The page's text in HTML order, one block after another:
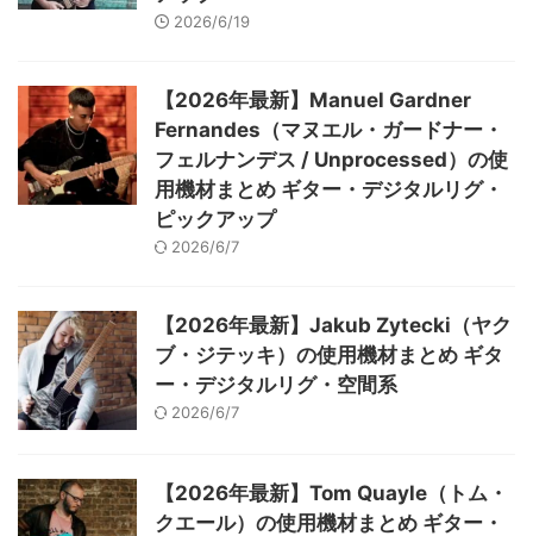
2026/6/19
【2026年最新】Manuel Gardner
Fernandes（マヌエル・ガードナー・
フェルナンデス / Unprocessed）の使
用機材まとめ ギター・デジタルリグ・
ピックアップ
2026/6/7
【2026年最新】Jakub Zytecki（ヤク
ブ・ジテッキ）の使用機材まとめ ギタ
ー・デジタルリグ・空間系
2026/6/7
【2026年最新】Tom Quayle（トム・
クエール）の使用機材まとめ ギター・